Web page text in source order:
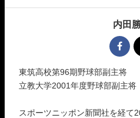
内田
東筑高校第96期野球部副主将
立教大学2001年度野球部副主将
スポーツニッポン新聞社を経て